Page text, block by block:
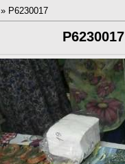
» P6230017
P6230017